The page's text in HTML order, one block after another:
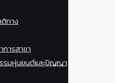
ทาง
ารสาขา
รมหุ่นยนต์และปัญญา